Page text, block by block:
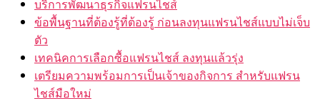
บริการพัฒนาธุรกิจแฟรนไชส์
ข้อพื้นฐานที่ต้องรู้ที่ต้องรู้ ก่อนลงทุนแฟรนไชส์แบบไม่เจ็บ
ตัว
เทคนิคการเลือกซื้อแฟรนไชส์ ลงทุนแล้วรุ่ง
เตรียมความพร้อมการเป็นเจ้าของกิจการ สำหรับแฟรน
ไชส์มือใหม่